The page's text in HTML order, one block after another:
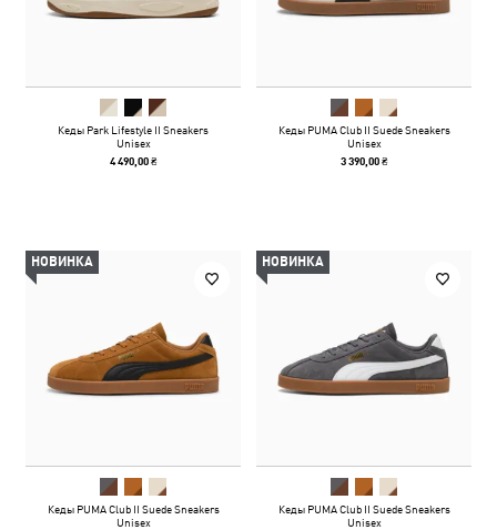
Кеды Park Lifestyle II Sneakers
Unisex
4 490,00 ₴
Кеды PUMA Club II Suede Sneakers
Unisex
3 390,00 ₴
НОВИНКА
Кеды PUMA Club II Suede Sneakers
Unisex
НОВИНКА
Кеды PUMA Club II Suede Sneakers
Unisex